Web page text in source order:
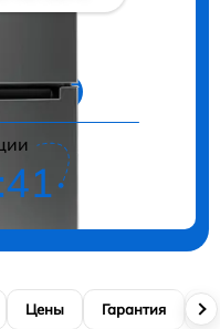
Цены Гарантия